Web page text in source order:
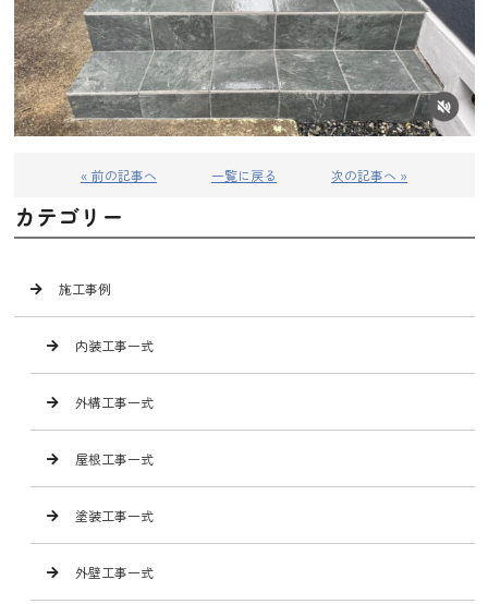
« 前の記事へ 一覧に戻る 次の記事へ »
カテゴリー
施工事例
内装工事一式
外構工事一式
屋根工事一式
塗装工事一式
外壁工事一式